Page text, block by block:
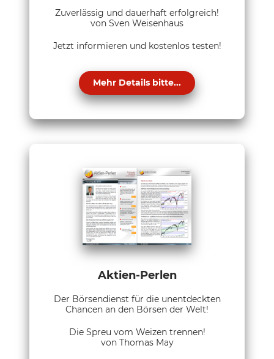
Zuverlässig und dauerhaft erfolgreich!
von Sven Weisenhaus
Jetzt informieren und kostenlos testen!
Mehr Details bitte...
Aktien-Perlen
Der Börsendienst für die unentdeckten
Chancen an den Börsen der Welt!
Die Spreu vom Weizen trennen!
von Thomas May